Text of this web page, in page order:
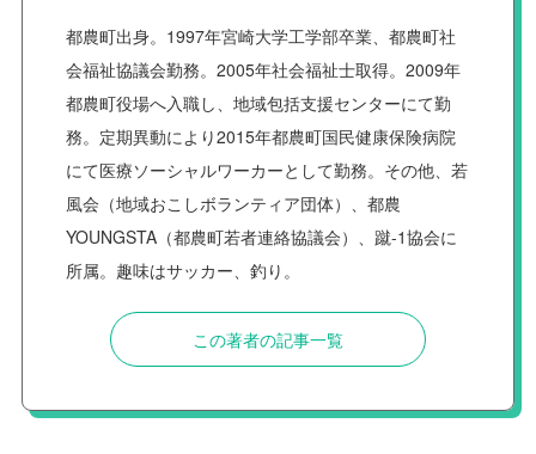
都農町出身。1997年宮崎大学工学部卒業、都農町社
会福祉協議会勤務。2005年社会福祉士取得。2009年
都農町役場へ入職し、地域包括支援センターにて勤
務。定期異動により2015年都農町国民健康保険病院
にて医療ソーシャルワーカーとして勤務。その他、若
風会（地域おこしボランティア団体）、都農
YOUNGSTA（都農町若者連絡協議会）、蹴-1協会に
所属。趣味はサッカー、釣り。
この著者の記事一覧